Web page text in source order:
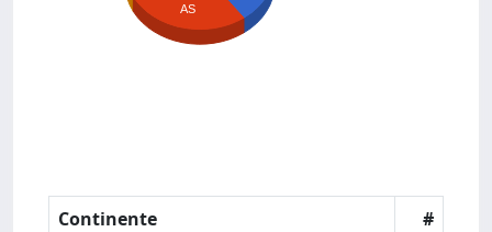
AS
Continente
#